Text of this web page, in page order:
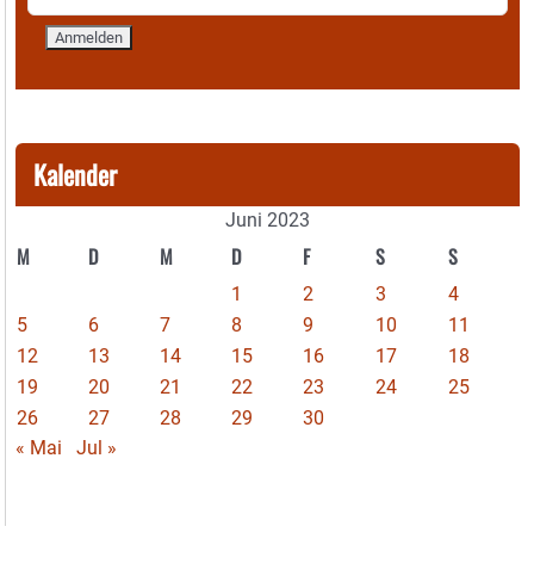
Kalender
Juni 2023
M D M D F S S
1 2 3
4
5
6 7 8 9 10
11
12
13 14 15 16 17
18
19
20 21 22 23 24
25
26
27 28 29
30
« Mai
Jul »